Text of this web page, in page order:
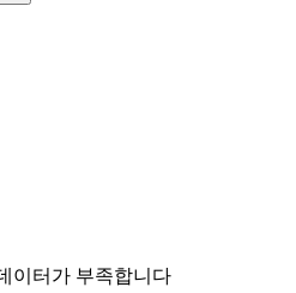
이터가 부족합니다